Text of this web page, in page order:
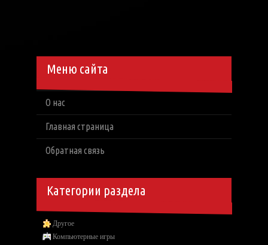
Меню сайта
О нас
Главная страница
Обратная связь
Категории раздела
Другое
Компьютерные игры